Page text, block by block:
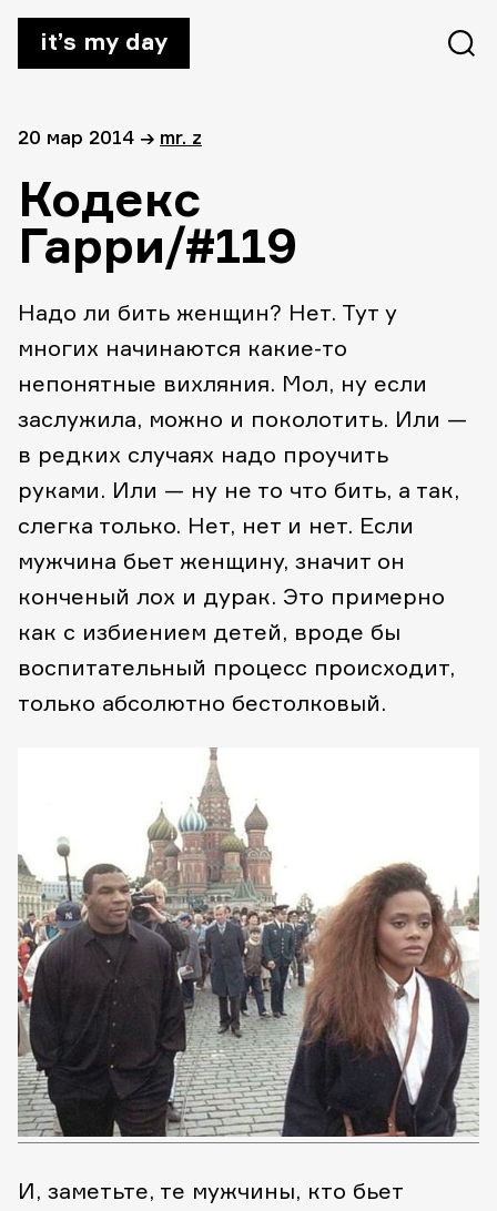
it’s my day
20 мар 2014 → mr. z
Кодекс
Гарри/#119
Надо ли бить женщин? Нет. Тут у
многих начинаются какие-то
непонятные вихляния. Мол, ну если
заслужила, можно и поколотить. Или —
в редких случаях надо проучить
руками. Или — ну не то что бить, а так,
слегка только. Нет, нет и нет. Если
мужчина бьет женщину, значит он
конченый лох и дурак. Это примерно
как с избиением детей, вроде бы
воспитательный процесс происходит,
только абсолютно бестолковый.
И, заметьте, те мужчины, кто бьет